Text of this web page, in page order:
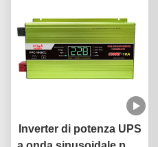
Inverter di potenza UPS